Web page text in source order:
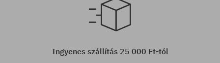
Ingyenes szállítás 25 000 Ft-tól